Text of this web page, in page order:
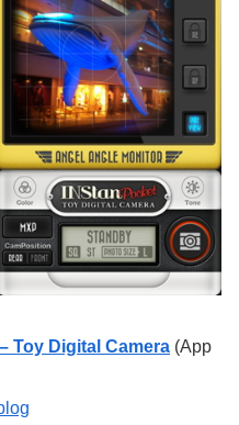
Toy Digital Camera (App